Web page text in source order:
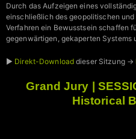
Durch das Aufzeigen eines
einschließlich des geopolitischen
Verfahren ein Bewusstsein schaffen
gegenwärtigen, gekaperten Systems
► Direkt-Download dieser Sitzung →
Grand Jury |
Historical